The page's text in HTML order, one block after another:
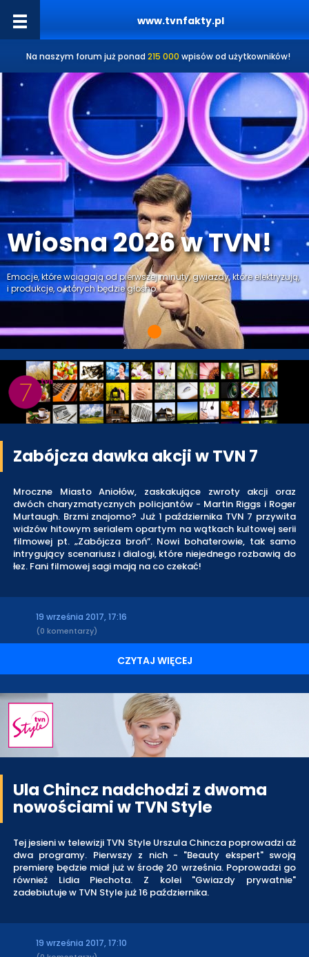
www.tvnfakty.pl
Na naszym forum już ponad 215 000 wpisów od użytkowników!
Wiosna 2026 w TVN!
Emocje, które wciągają od pierwszej minuty, gwiazdy, które elektryzują,
i produkcje, o których będzie głośno.
Zabójcza dawka akcji w TVN 7
Mroczne Miasto Aniołów, zaskakujące zwroty akcji oraz
dwóch charyzmatycznych policjantów - Martin Riggs i Roger
Murtaugh. Brzmi znajomo? Już 1 października TVN 7 przywita
widzów hitowym serialem opartym na wątkach kultowej serii
filmowej pt. „Zabójcza broń”. Nowi bohaterowie, tak samo
intrygujący scenariusz i dialogi, które niejednego rozbawią do
łez. Fani filmowej sagi mają na co czekać!
19 września 2017, 17:16
(0 komentarzy)
CZYTAJ WIĘCEJ
Ula Chincz nadchodzi z dwoma
nowościami w TVN Style
Tej jesieni w telewizji TVN Style Urszula Chincza poprowadzi aż
dwa programy. Pierwszy z nich - "Beauty ekspert" swoją
premierę będzie miał już w środę 20 września. Poprowadzi go
również Lidia Piechota. Z kolei "Gwiazdy prywatnie"
zadebiutuje w TVN Style już 16 października.
19 września 2017, 17:10